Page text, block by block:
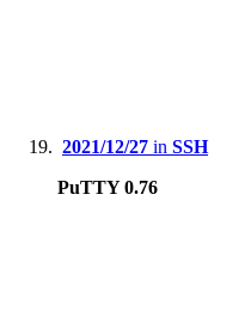
2021/12/27 in SSH
PuTTY 0.76